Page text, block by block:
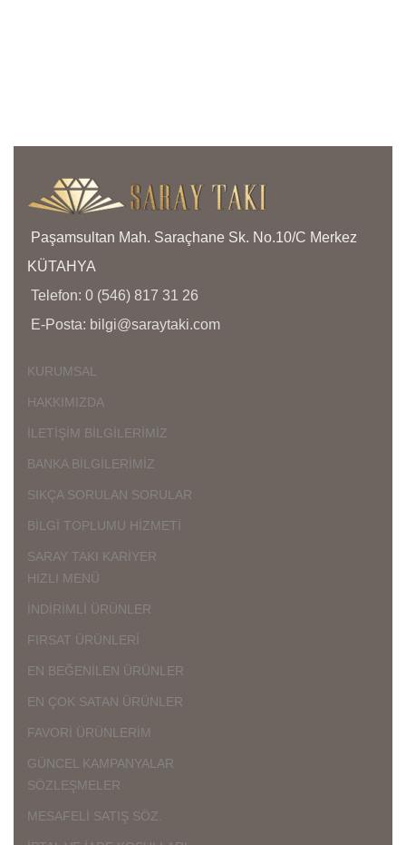
Paşamsultan Mah. Saraçhane Sk. No.10/C Merkez
KÜTAHYA
Telefon: 0 (546) 817 31 26
E-Posta: bilgi@saraytaki.com
KURUMSAL
HAKKIMIZDA
İLETİŞİM BİLGİLERİMİZ
BANKA BİLGİLERİMİZ
SIKÇA SORULAN SORULAR
BİLGİ TOPLUMU HİZMETİ
SARAY TAKI KARİYER
HIZLI MENÜ
İNDİRİMLİ ÜRÜNLER
FIRSAT ÜRÜNLERİ
EN BEĞENİLEN ÜRÜNLER
EN ÇOK SATAN ÜRÜNLER
FAVORİ ÜRÜNLERİM
GÜNCEL KAMPANYALAR
SÖZLEŞMELER
MESAFELİ SATIŞ SÖZ.